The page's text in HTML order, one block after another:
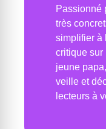
Passionné
très
simplifier à
critique sur
jeune
veille et
lecteurs à